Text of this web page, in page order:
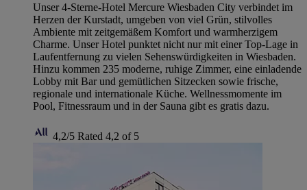
Unser 4-Sterne-Hotel Mercure Wiesbaden City verbindet im
Herzen der Kurstadt, umgeben von viel Grün, stilvolles
Ambiente mit zeitgemäßem Komfort und warmherzigem
Charme. Unser Hotel punktet nicht nur mit einer Top-Lage in
Laufentfernung zu vielen Sehenswürdigkeiten in Wiesbaden.
Hinzu kommen 235 moderne, ruhige Zimmer, eine einladende
Lobby mit Bar und gemütlichen Sitzecken sowie frische,
regionale und internationale Küche. Wellnessmomente im
Pool, Fitnessraum und in der Sauna gibt es gratis dazu.
4,2/5 Rated 4,2 of 5